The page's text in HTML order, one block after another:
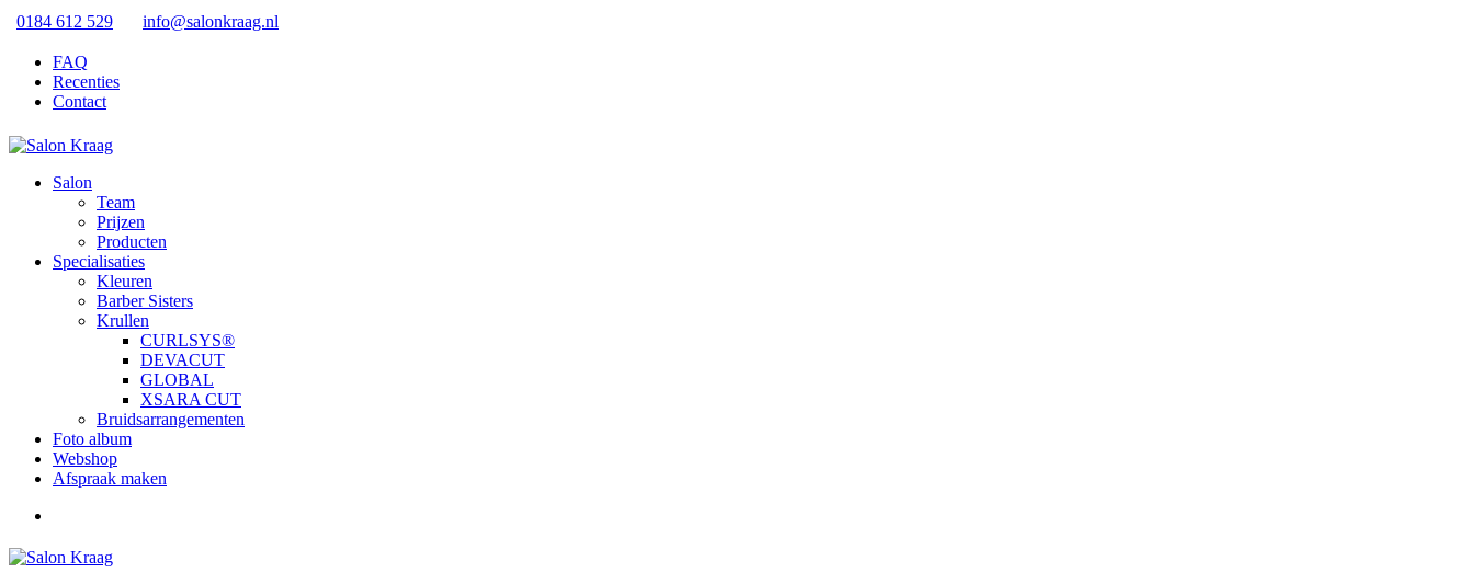
0184 612 529 info@salonkraag.nl
FAQ
Recenties
Contact
Salon
Team
Prijzen
Producten
Specialisaties
Kleuren
Barber Sisters
Krullen
CURLSYS®
DEVACUT
GLOBAL
XSARA CUT
Bruidsarrangementen
Foto album
Webshop
Afspraak maken